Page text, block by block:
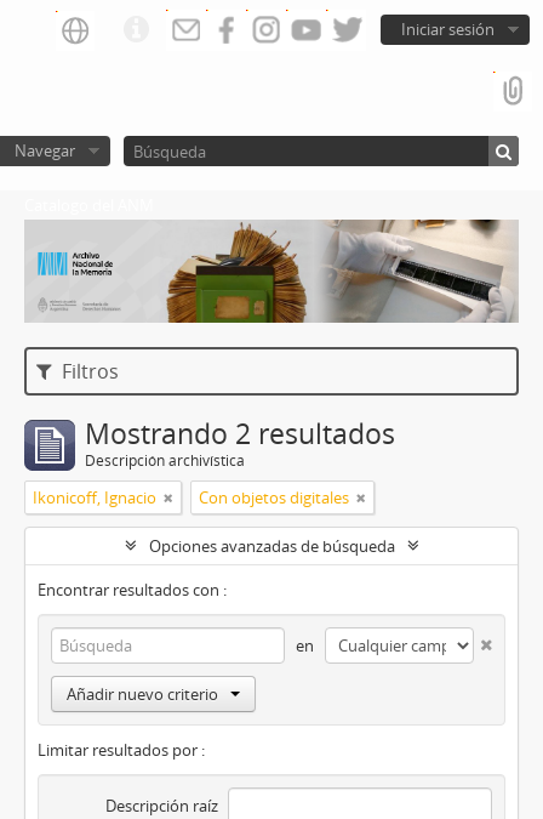
Iniciar sesión
Navegar
Filtros
Mostrando 2 resultados
Descripción archivística
Ikonicoff, Ignacio Con objetos digitales
Opciones avanzadas de búsqueda
Encontrar resultados con :
en
Añadir nuevo criterio
Limitar resultados por :
Descripción raíz